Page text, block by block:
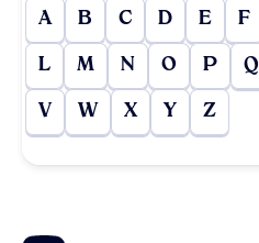
A B C D E F
L M N O P Q
V W X Y Z